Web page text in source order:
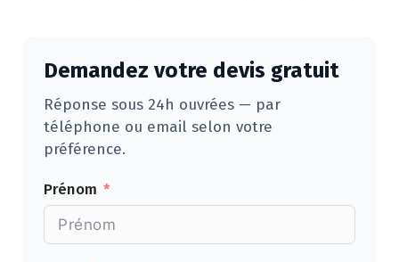
Demandez votre devis gratuit
Réponse sous 24h ouvrées — par
téléphone ou email selon votre
préférence.
Prénom